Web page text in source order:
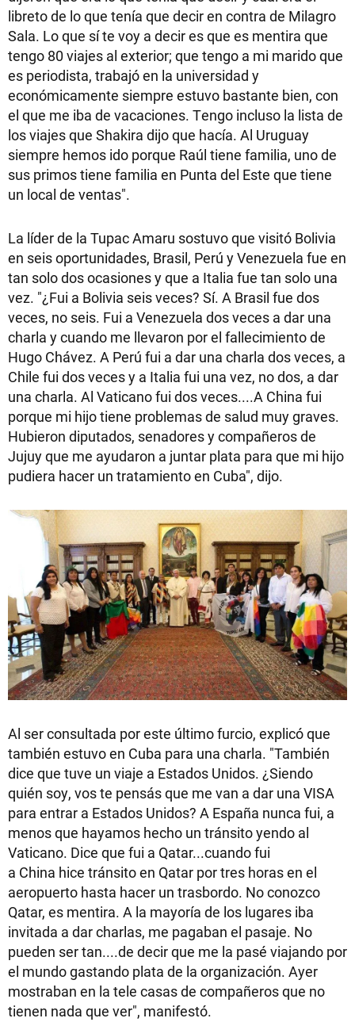
libreto de lo que tenía que decir en contra de Milagro
Sala. Lo que sí te voy a decir es que es mentira que
tengo 80 viajes al exterior; que tengo a mi marido que
es periodista, trabajó en la universidad y
económicamente siempre estuvo bastante bien, con
el que me iba de vacaciones. Tengo incluso la lista de
los viajes que Shakira dijo que hacía. Al Uruguay
siempre hemos ido porque Raúl tiene familia, uno de
sus primos tiene familia en Punta del Este que tiene
un local de ventas".
La líder de la Tupac Amaru sostuvo que visitó Bolivia
en seis oportunidades, Brasil, Perú y Venezuela fue en
tan solo dos ocasiones y que a Italia fue tan solo una
vez. "¿Fui a Bolivia seis veces? Sí. A Brasil fue dos
veces, no seis. Fui a Venezuela dos veces a dar una
charla y cuando me llevaron por el fallecimiento de
Hugo Chávez. A Perú fui a dar una charla dos veces, a
Chile fui dos veces y a Italia fui una vez, no dos, a dar
una charla. Al Vaticano fui dos veces....A China fui
porque mi hijo tiene problemas de salud muy graves.
Hubieron diputados, senadores y compañeros de
Jujuy que me ayudaron a juntar plata para que mi hijo
pudiera hacer un tratamiento en Cuba", dijo.
Al ser consultada por este último furcio, explicó que
también estuvo en Cuba para una charla. "También
dice que tuve un viaje a Estados Unidos. ¿Siendo
quién soy, vos te pensás que me van a dar una VISA
para entrar a Estados Unidos? A España nunca fui, a
menos que hayamos hecho un tránsito yendo al
Vaticano. Dice que fui a Qatar...cuando fui
a China hice tránsito en Qatar por tres horas en el
aeropuerto hasta hacer un trasbordo. No conozco
Qatar, es mentira. A la mayoría de los lugares iba
invitada a dar charlas, me pagaban el pasaje. No
pueden ser tan....de decir que me la pasé viajando por
el mundo gastando plata de la organización. Ayer
mostraban en la tele casas de compañeros que no
tienen nada que ver", manifestó.